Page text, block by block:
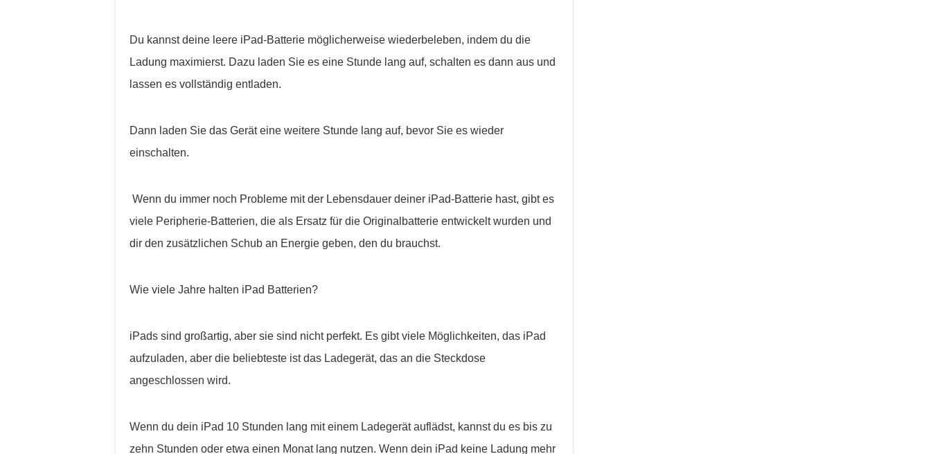
Du kannst deine leere iPad-Batterie möglicherweise wiederbeleben, indem du die
Ladung maximierst. Dazu laden Sie es eine Stunde lang auf, schalten es dann aus und
lassen es vollständig entladen.
Dann laden Sie das Gerät eine weitere Stunde lang auf, bevor Sie es wieder
einschalten.
Wenn du immer noch Probleme mit der Lebensdauer deiner iPad-Batterie hast, gibt es
viele Peripherie-Batterien, die als Ersatz für die Originalbatterie entwickelt wurden und
dir den zusätzlichen Schub an Energie geben, den du brauchst.
Wie viele Jahre halten iPad Batterien?
iPads sind großartig, aber sie sind nicht perfekt. Es gibt viele Möglichkeiten, das iPad
aufzuladen, aber die beliebteste ist das Ladegerät, das an die Steckdose
angeschlossen wird.
Wenn du dein iPad 10 Stunden lang mit einem Ladegerät auflädst, kannst du es bis zu
zehn Stunden oder etwa einen Monat lang nutzen. Wenn dein iPad keine Ladung mehr